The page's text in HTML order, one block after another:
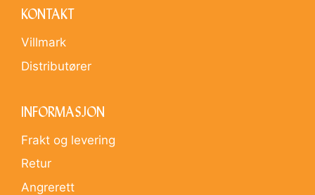
KONTAKT
Villmark
Distributører
INFORMASJON
Frakt og levering
Retur
Angrerett